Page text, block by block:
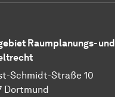
Raumplanungs- und
Schmidt-Straße 10
Dortmund